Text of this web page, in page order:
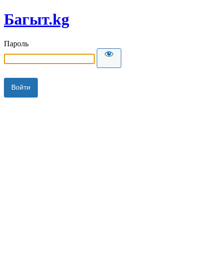
Багыт.kg
Пароль